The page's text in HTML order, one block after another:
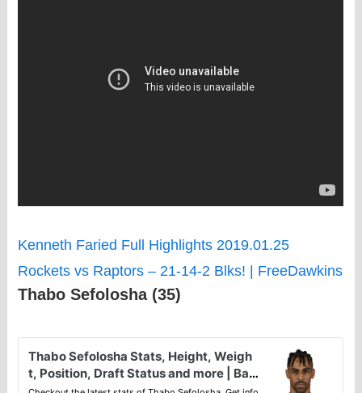
Kenneth Faried Full Highlights 2019.01.25
Rockets vs Raptors – 21-14-2 Blks! | FreeDawkins
Thabo Sefolosha (35)